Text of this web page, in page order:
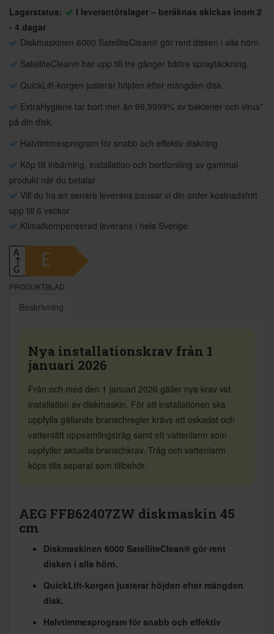
Lagerstatus:
I leverantörslager – beräknas skickas inom 2
- 4 dagar
Diskmaskinen 6000 SatelliteClean® gör rent disken i alla hörn.
SatelliteClean® har upp till tre gånger bättre spraytäckning.
QuickLift-korgen justerar höjden efter mängden disk.
ExtraHygiene tar bort mer än 99,9999% av bakterier och virus*
på din disk.
Halvtimmesprogram för snabb och effektiv diskning
Köp till inbärning, installation och bortforsling av gammal
produkt när du betalar
Vill du ha en senare leverans pausar vi din order kostnadsfritt
upp till 6 veckor
Klimatkompenserad leverans i hela Sverige
A
↑
G
E
PRODUKTBLAD
Beskrivning
Nya installationskrav från 1
januari 2026
Från och med den 1 januari 2026 gäller nya krav vid
installation av diskmaskin. För att installationen ska
uppfylla gällande branschregler krävs ett oskadat och
vattentätt uppsamlingstråg samt ett vattenlarm som
uppfyller aktuella branschkrav. Tråg och vattenlarm
köps tills separat som tillbehör.
AEG FFB62407ZW diskmaskin 45
cm
Diskmaskinen 6000 SatelliteClean® gör rent
disken i alla hörn.
QuickLift-korgen justerar höjden efter mängden
disk.
Halvtimmesprogram för snabb och effektiv